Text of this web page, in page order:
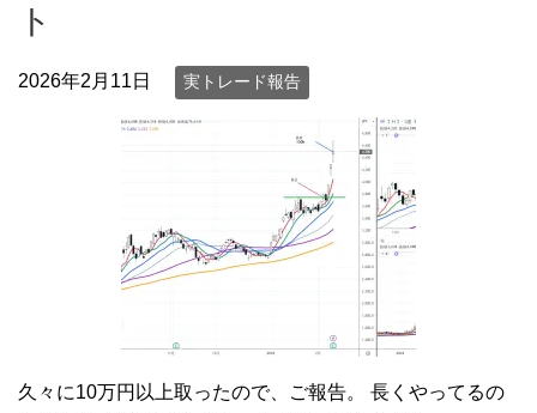
ト
2026年2月11日 実トレード報告
久々に10万円以上取ったので、ご報告。 長くやってるの